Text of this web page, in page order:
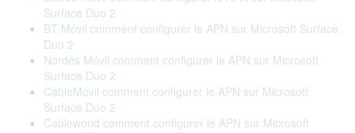
Surface Duo 2
BT Móvil comment configurer le APN sur Microsoft Surface
Duo 2
Nordés Móvil comment configurer le APN sur Microsoft
Surface Duo 2
CableMóvil comment configurer le APN sur Microsoft
Surface Duo 2
Cableworld comment configurer le APN sur Microsoft